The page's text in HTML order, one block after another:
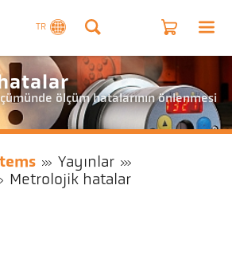
TR
ölçüm hatalarının önlenmesi
Yayınlar
Metrolojik hatalar